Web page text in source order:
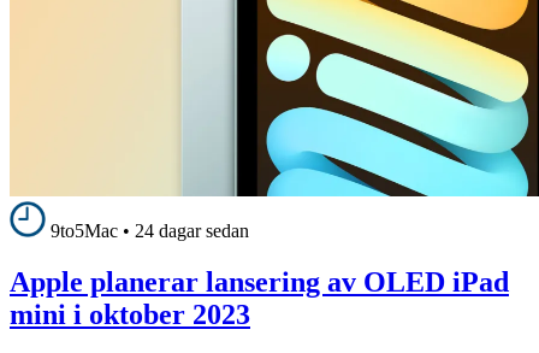
9to5Mac • 24 dagar sedan
Apple planerar lansering av OLED iPad
mini i oktober 2023